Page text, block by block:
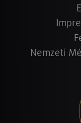
Nemzeti